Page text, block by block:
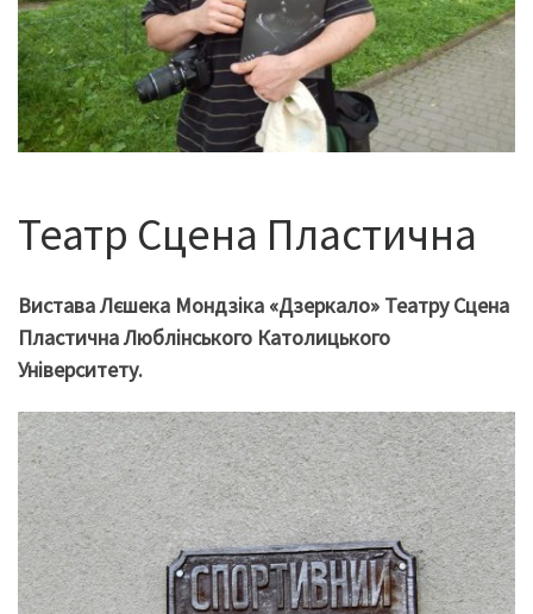
Театр Сцена Пластична
Вистава Лєшека Мондзіка «Дзеркало» Театру Сцена
Пластична Люблінського Католицького
Університету.